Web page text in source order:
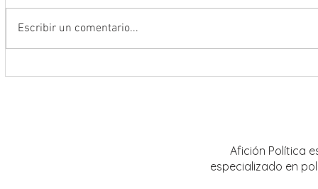
Escribir un comentario...
Afición Política
especializado en